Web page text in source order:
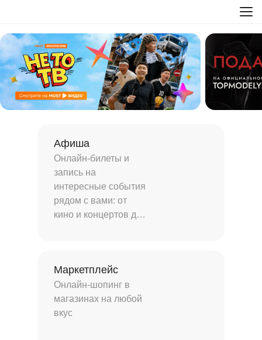
Афиша
Онлайн-билеты и
запись на
интересные события
рядом с вами: от
кино и концертов до
Маркетплейс
Онлайн-шопинг в
магазинах на любой
вкус